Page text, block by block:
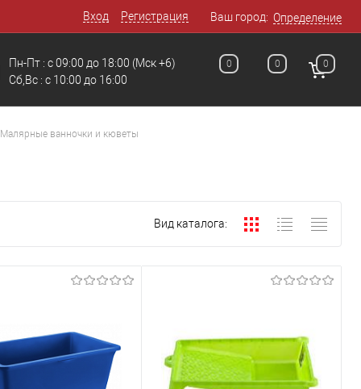
Вход Регистрация Ваш город: Определение
Пн-Пт : с 09:00 до 18:00
Сб,Вс : c 10:00 до 16:00
(Мск +6) 0 0 0
Малярные ванночки и кюветы
Вид каталога: